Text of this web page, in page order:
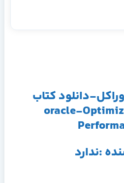
دانلود کتاب
oracle-
:ندارد